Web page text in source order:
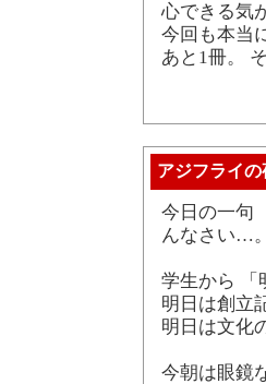
心できる気
今回も本当
あと1冊。
アジフライの
今日の一句
んなさい…
学生から 「
明日は創立
明日は文化
今朝は眼鏡